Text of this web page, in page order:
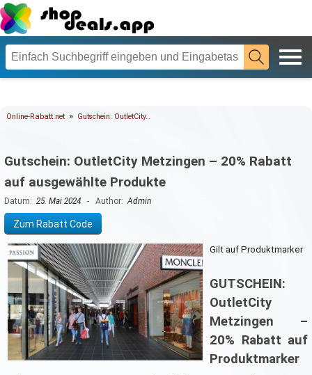
Online-Rabatt.net » Gutschein: OutletCity…
Gutschein: OutletCity Metzingen – 20% Rabatt
auf ausgewählte Produkte
Datum: 25. Mai 2024- Author:Admin
Zum Rabatt Code
Gilt auf Produktmarker
GUTSCHEIN:
OutletCity
Metzingen –
20% Rabatt auf
Produktmarker